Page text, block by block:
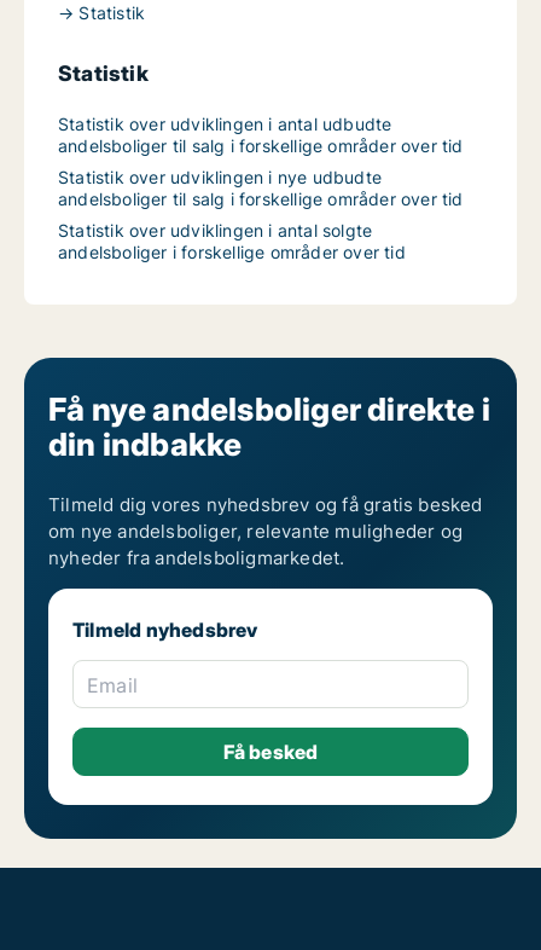
→ Statistik
Statistik
Statistik over udviklingen i antal udbudte
andelsboliger til salg i forskellige områder over tid
Statistik over udviklingen i nye udbudte
andelsboliger til salg i forskellige områder over tid
Statistik over udviklingen i antal solgte
andelsboliger i forskellige områder over tid
Få nye andelsboliger direkte i
din indbakke
Tilmeld dig vores nyhedsbrev og få gratis besked
om nye andelsboliger, relevante muligheder og
nyheder fra andelsboligmarkedet.
Tilmeld nyhedsbrev
Email